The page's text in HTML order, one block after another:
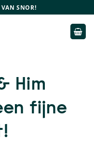
VAN SNOR!
Him
fijne